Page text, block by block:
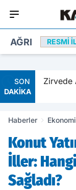
AĞRI RESMI
SON
DAKİKA
Zirvede
Haberler Ekonomi
Konut
İller:
Sağladı?